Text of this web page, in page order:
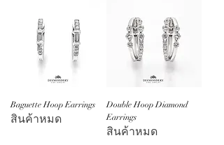
Baguette Hoop Earrings
สินค้าหมด
Double Hoop Diamond
Earrings
สินค้าหมด